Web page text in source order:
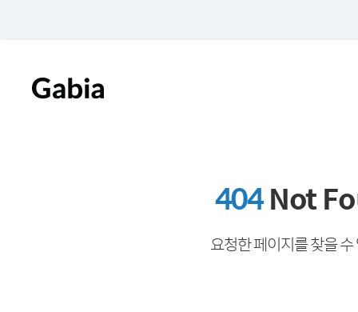
404Not
요청한 페이지를 찾을